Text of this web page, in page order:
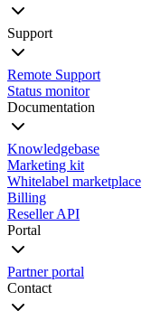
Support
Remote Support
Status monitor
Documentation
Knowledgebase
Marketing kit
Whitelabel marketplace
Billing
Reseller API
Portal
Partner portal
Contact